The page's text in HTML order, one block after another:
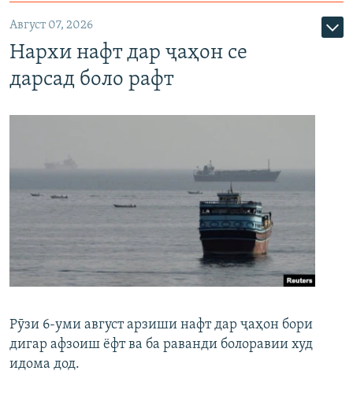
Август 07, 2026
Нархи нафт дар ҷаҳон се
дарсад боло рафт
Рӯзи 6-уми август арзиши нафт дар ҷаҳон бори
дигар афзоиш ёфт ва ба раванди болоравии худ
идома дод.